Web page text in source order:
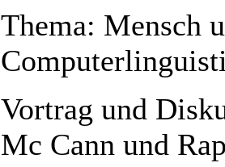
Thema: Mensch
Vortrag und
Mc Cann und